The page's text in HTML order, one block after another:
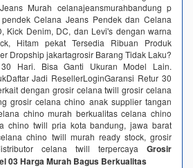
Murah celanajeansmurahbandung p
Celana Jeans Pendek dan Celana
Kick Denim, DC, dan Levi's dengan warna
Hitam pekat Tersedia Ribuan Produk
Dropship‎ jakartagrosir Barang Tidak Laku?
30 Hari. Bisa Ganti Ukuran Model Lain.
Jadi ResellerLoginGaransi Retur 30
dengan grosir celana twill grosir celana
grosir celana chino anak supplier tangan
chino murah berkualitas celana chino
chino twill pria kota bandung, jawa barat
chino twill murah ready stock, grosir
celana twill terpercaya Grosir
03 Harga Murah Bagus Berkualitas